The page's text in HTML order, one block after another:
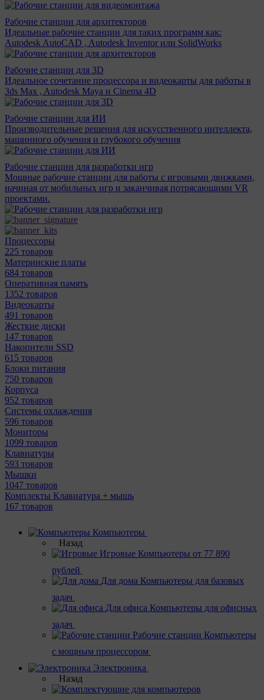
Рабочие станции для архитекторов
Идеальные рабочие станции для таких программ как:
Autodesk AutoCAD , Autodesk Inventor или SolidWorks
Рабочие станции для 3D
Идеальное сочетание процессора и видеокарты для работы в
3ds Max , Autodesk Maya и Cinema 4D
Рабочие станции для ИИ
Производительные решения для искусственного интеллекта,
машинного обучения и глубокого обучения
Рабочие станции для разработки игр
Мощные рабочие станции для работы с игровыми движками,
начиная от мобильных игр и заканчивая потрясающими VR
проектами.
Процессоры
225 товаров
Материнcкие платы
684 товаров
Оперативная память
1352 товаров
Видеокарты
491 товаров
Жесткие диски
147 товаров
Накопители SSD
615 товаров
Блоки питания
750 товаров
Корпуса
952 товаров
Системы охлаждения
596 товаров
Мониторы
1099 товаров
Клавиатуры
593 товаров
Мышки
1047 товаров
Комплекты Клавиатура + мышь
167 товаров
Компьютеры
Назад
Игровые Компьютеры от 77 890
рублей
Для дома Компьютеры для базовых
задач
Для офиса Компьютеры для офисных
задач
Рабочие станции Компьютеры
с мощным процессором
Электроника
Назад